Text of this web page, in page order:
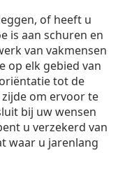
of heeft u
is aan schuren en
van vakmensen
op elk gebied van
tot de
om ervoor te
bij uw wensen
u verzekerd van
waar u jarenlang